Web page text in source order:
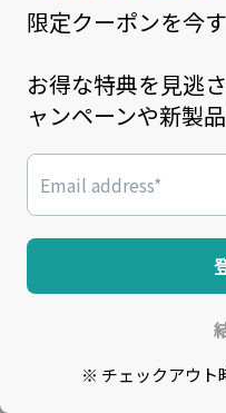
私たちについて
配送・支払いについて
会社のポリシー